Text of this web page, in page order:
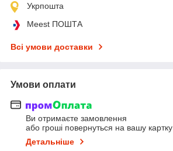
Укрпошта
Meest ПОШТА
Всі умови доставки
Умови оплати
Ви отримаєте замовлення
або гроші повернуться на вашу картку
Детальніше